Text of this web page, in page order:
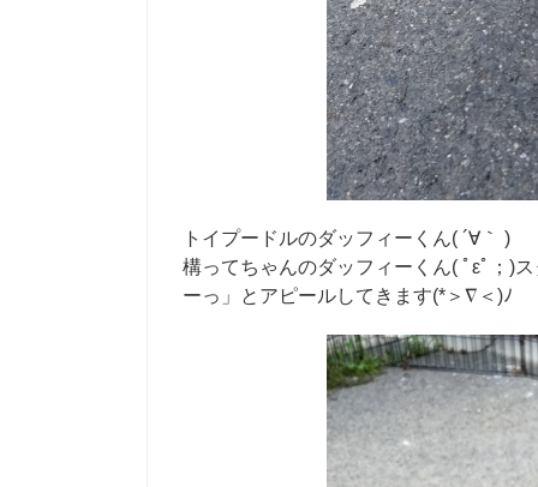
トイプードルのダッフィーくん( ´∀｀ )
構ってちゃんのダッフィーくん( ﾟεﾟ；)
ーっ」とアピールしてきます(*＞∇＜)ﾉ